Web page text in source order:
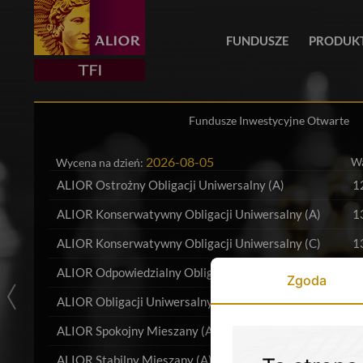
FUNDUSZE
Fundusze Inwestycyjne Otwarte
Wycena na dzień: 2026-08-05
ALIOR Ostrożny Obligacji Uniwersalny (A)
ALIOR Konserwatywny Obligacji Uniwersalny (A)
ALIOR Konserwatywny Obligacji Uniwersalny (C)
ALIOR Odpowiedzialny Obligacji Uniwersalny (A)
ALIOR Obligacji Uniwersalny (A)
ALIOR Spokojny Mieszany (A)
ALIOR Stabilny Mieszany (A)
Zgoda